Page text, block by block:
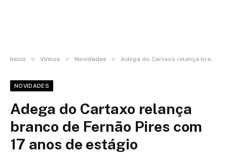
Início » Vinhos » Novidades » Adega do Cartaxo relança branco de Fernão Pires com 17 anos de estágio
NOVIDADES
Adega do Cartaxo relança
branco de Fernão Pires com
17 anos de estágio